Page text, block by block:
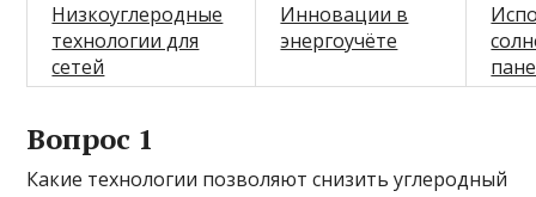
Низкоуглеродные
технологии для
сетей
Инновации в
энергоучёте
Вопрос 1
Какие технологии позволяют снизить углеродный